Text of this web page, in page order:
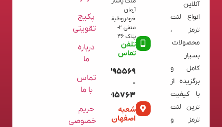
آنلاین
انواع لنت
ترمز ،
محصولات
بسیار
کامل و
برگزیده از
با کیفیت
ترین لنت
ترمز و
آرمان
خودروطبقه
منفی 2-
پلاک 46
تلفن
تماس
09120395569
-
02136615763
شعبه
اصفهان
پکیج
تقویتی
درباره
ما
تماس
با ما
حریم
خصوصی